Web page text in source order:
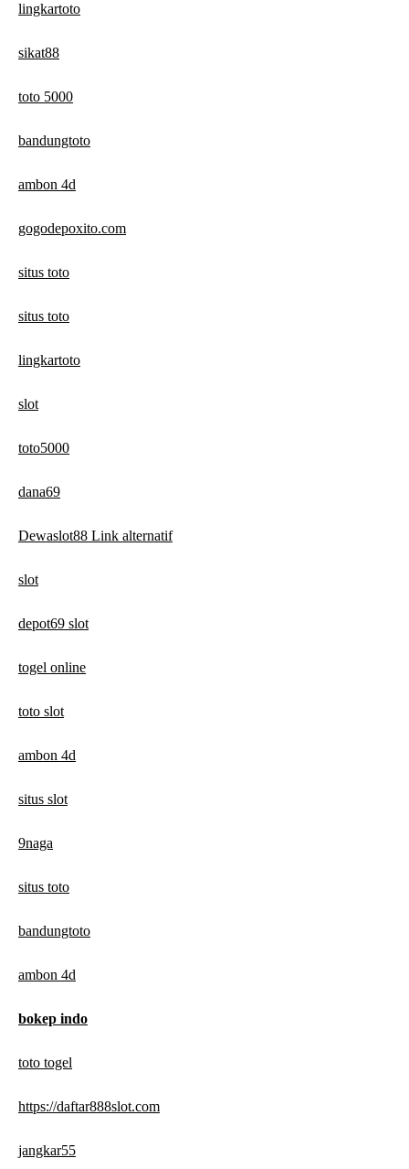
lingkartoto
sikat88
toto 5000
bandungtoto
ambon 4d
gogodepoxito.com
situs toto
situs toto
lingkartoto
slot
toto5000
dana69
Dewaslot88 Link alternatif
slot
depot69 slot
togel online
toto slot
ambon 4d
situs slot
9naga
situs toto
bandungtoto
ambon 4d
bokep indo
toto togel
https://daftar888slot.com
jangkar55